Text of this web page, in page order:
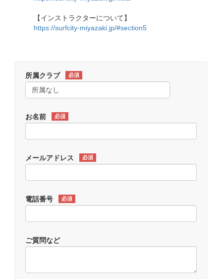
【インストラクターについて】
https://surfcity-miyazaki.jp/#section5
所属クラブ 必須
お名前 必須
メールアドレス 必須
電話番号 必須
ご質問など